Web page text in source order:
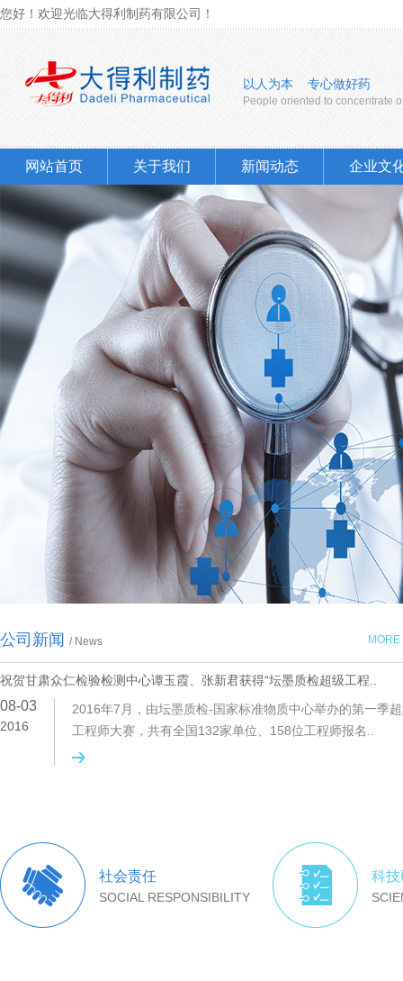
您好！欢迎光临大得利制药有限公司！
以人为本 专心做好药
People oriented to concentrate
网站首页 关于我们 新闻动态 企业文
公司新闻 / News MORE
祝贺甘肃众仁检验检测中心谭玉霞、张新君获得“坛墨质检超级工程..
08-03
2016
2016年7月，由坛墨质检-国家标准物质中心举办的第一季
工程师大赛，共有全国132家单位、158位工程师报名..
社会责任
SOCIAL RESPONSIBILITY
科